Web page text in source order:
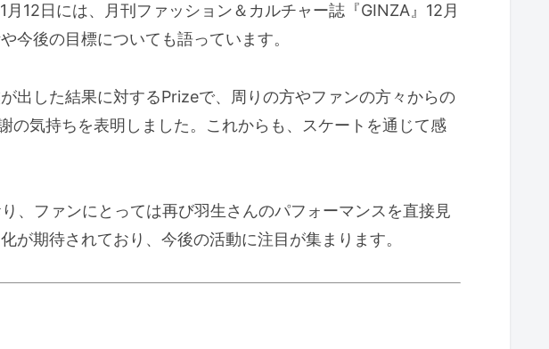
12日には、月刊ファッション＆カルチャー誌『GINZA』12月
今後の目標についても語っています。
出した結果に対するPrizeで、周りの方やファンの方々からの
気持ちを表明しました。これからも、スケートを通じて感
、ファンにとっては再び羽生さんのパフォーマンスを直接見
期待されており、今後の活動に注目が集まります。